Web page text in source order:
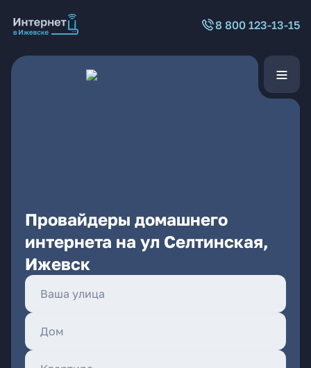
8 800 123-13-15
Провайдеры домашнего
интернета на ул Селтинская,
Ижевск